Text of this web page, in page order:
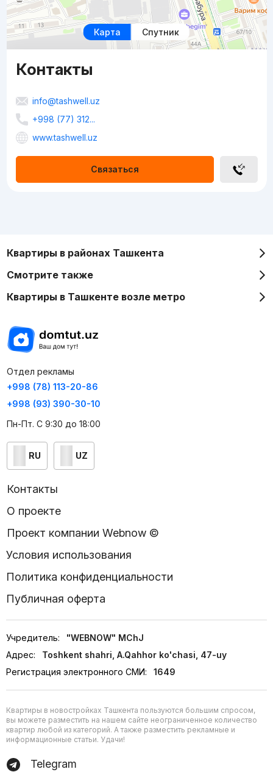
Контакты
info@tashwell.uz
+998 (77) 312...
www.tashwell.uz
Связаться
Карта Спутник
Квартиры в районах Ташкента
Смотрите также
Квартиры в Ташкенте возле метро
Отдел рекламы
+998 (78) 113-20-86
+998 (93) 390-30-10
Пн-Пт. С 9:30 до 18:00
RU UZ
Контакты
О проекте
Проект компании Webnow ©
Условия использования
Политика конфиденциальности
Публичная оферта
Учредитель:
"WEBNOW" MChJ
Адрес:
Toshkent shahri, A.Qahhor ko'chasi, 47-uy
Регистрация электронного СМИ:
1649
Квартиры в новостройках Ташкента пользуются большим спросом,
вы можете разместить на нашем сайте неограниченное количество
квартир любой из категорий. А также разместить рекламные и
информационные статьи. Удачи!
Telegram